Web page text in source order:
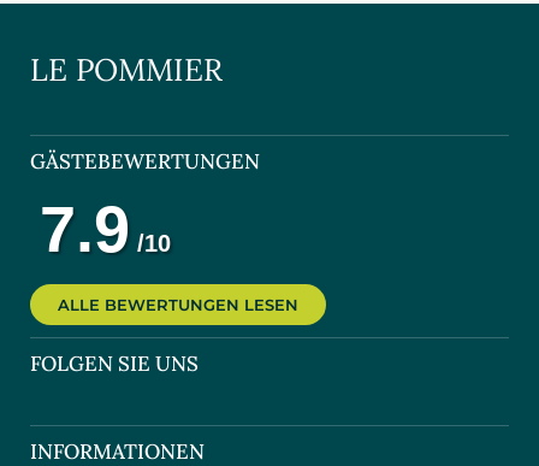
LE POMMIER
GÄSTEBEWERTUNGEN
ALLE BEWERTUNGEN LESEN
FOLGEN SIE UNS
INFORMATIONEN